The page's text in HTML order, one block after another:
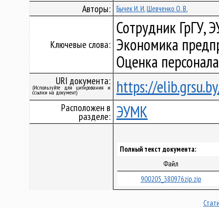
Авторы: Бычек И. И.Шевченко О. В.
Ключевые слова:
Сотрудник ГрГУ,
Экономика
Оценка персонала
URI документа:
(Используйте для цитирования и
ссылки на документ) https://
Расположен в
разделе: ЭУМК
Полный текст документа:
Файл
900205_380976zip.zip